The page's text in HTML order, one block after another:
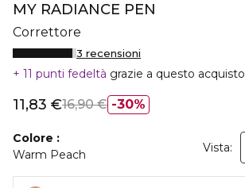
MY RADIANCE PEN
Correttore
3 recensioni
11 punti fedeltà grazie a questo acquisto
30%
11,83 €16,90 €
Colore
Warm Peach
Vista: